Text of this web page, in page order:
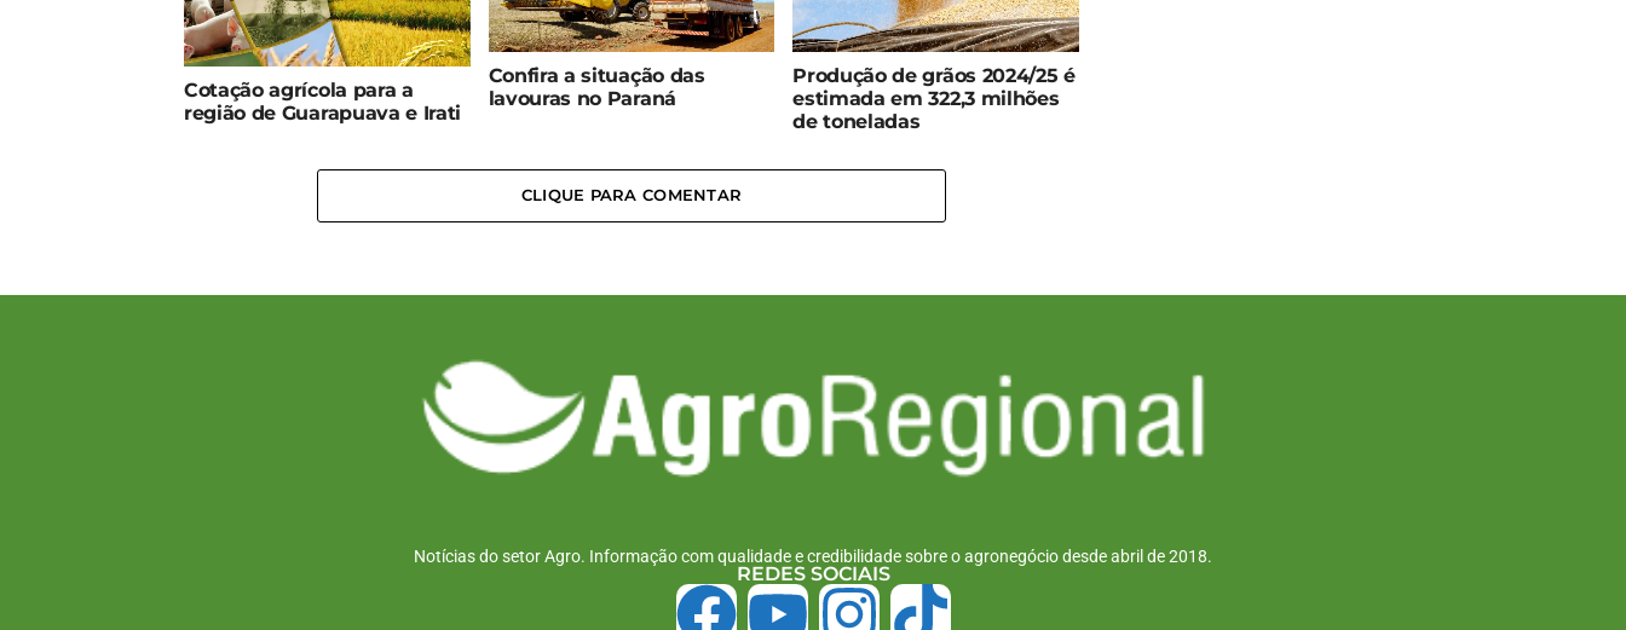
Cotação agrícola para a
região de Guarapuava e Irati
Confira a situação das
lavouras no Paraná
Produção de grãos 2024/25 é
estimada em 322,3 milhões
de toneladas
CLIQUE PARA COMENTAR
Notícias do setor Agro. Informação com qualidade e credibilidade sobre o agronegócio desde abril de 2018.
REDES SOCIAIS